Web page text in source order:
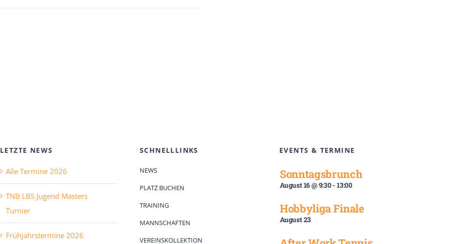
LETZTE NEWS
Alle Termine 2026
TNB LBS Jugend Masters
Turnier
Frühjahrstermine 2026
SCHNELLLINKS
NEWS
PLATZ BUCHEN
TRAINING
MANNSCHAFTEN
VEREINSKOLLEKTION
EVENTS & TERMINE
Sonntagsbrunch
August 16 @ 9:30-13:00
Hobbyliga Finale
August 23